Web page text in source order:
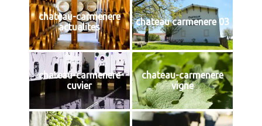
chateau-carmenere
actualites
chateau carmenere 03
chateau-carmenere
cuvier
chateau-carmenere
vigne